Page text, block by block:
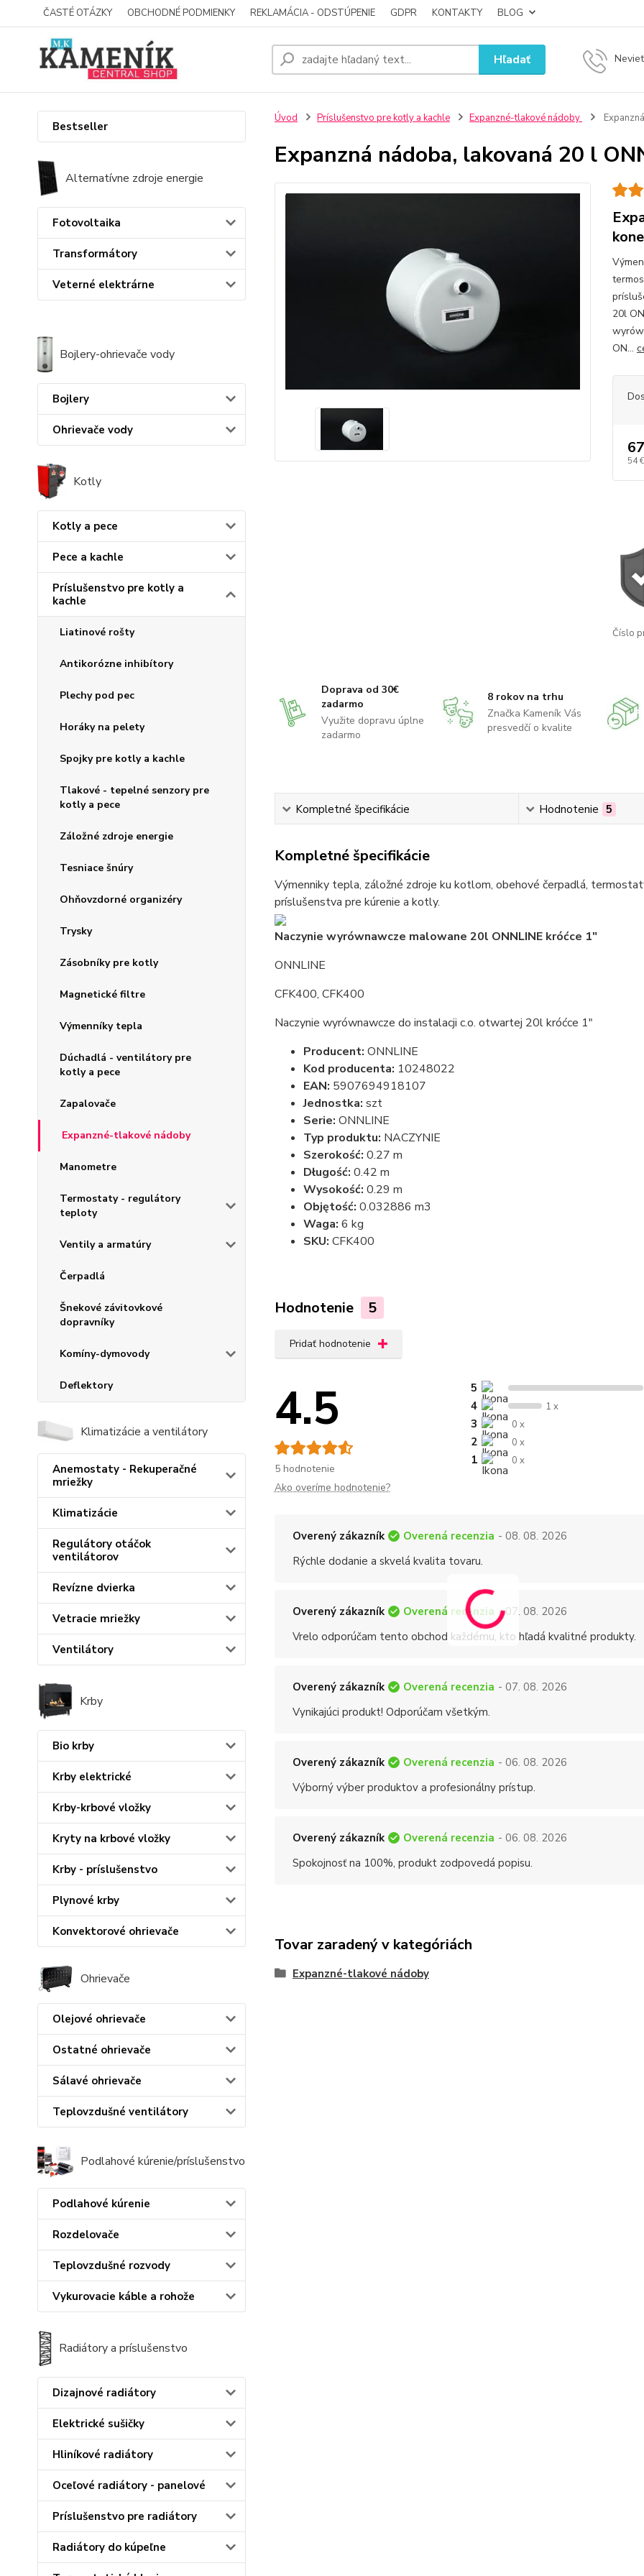
ČASTÉ OTÁZKY OBCHODNÉ PODMIENKY REKLAMÁCIA - ODSTÚPENIE GDPR KONTAKTY BLOG
Hľadať
Bestseller
Alternatívne zdroje energie
Fotovoltaika
Transformátory
Veterné elektrárne
Bojlery-ohrievače vody
Bojlery
Ohrievače vody
Kotly
Kotly a pece
Pece a kachle
Príslušenstvo pre kotly a
kachle
Liatinové rošty
Antikorózne inhibítory
Plechy pod pec
Horáky na pelety
Spojky pre kotly a kachle
Tlakové - tepelné senzory pre
kotly a pece
Záložné zdroje energie
Tesniace šnúry
Ohňovzdorné organizéry
Trysky
Zásobníky pre kotly
Magnetické filtre
Výmenníky tepla
Dúchadlá - ventilátory pre
kotly a pece
Zapalovače
Expanzné-tlakové nádoby
Manometre
Termostaty - regulátory
teploty
Ventily a armatúry
Čerpadlá
Šnekové závitovkové
dopravníky
Komíny-dymovody
Deflektory
Klimatizácie a ventilátory
Anemostaty - Rekuperačné
mriežky
Klimatizácie
Regulátory otáčok
ventilátorov
Revízne dvierka
Vetracie mriežky
Ventilátory
Krby
Bio krby
Krby elektrické
Krby-krbové vložky
Kryty na krbové vložky
Krby - príslušenstvo
Plynové krby
Konvektorové ohrievače
Ohrievače
Olejové ohrievače
Ostatné ohrievače
Sálavé ohrievače
Teplovzdušné ventilátory
Podlahové kúrenie/príslušenstvo
Podlahové kúrenie
Rozdelovače
Teplovzdušné rozvody
Vykurovacie káble a rohože
Radiátory a príslušenstvo
Dizajnové radiátory
Elektrické sušičky
Hliníkové radiátory
Oceľové radiátory - panelové
Príslušenstvo pre radiátory
Radiátory do kúpeľne
Úvod Príslušenstvo pre kotly a kachle Expanzné-tlakové nádoby
Expanzná nádoba, lakovaná 20 l
20l
ON...
54 €
Číslo
Doprava od 30€
zadarmo
Využite dopravu úplne
zadarmo
8 rokov na trhu
Značka Kameník Vás
presvedčí o kvalite
Kompletné špecifikácie Hodnotenie 5
Kompletné špecifikácie
Výmenniky tepla, záložné zdroje ku kotlom, obehové čerpadlá,
príslušenstva pre kúrenie a kotly.
Naczynie wyrównawcze malowane 20l ONNLINE króćce 1"
ONNLINE
CFK400, CFK400
Naczynie wyrównawcze do instalacji c.o. otwartej 20l króćce 1"
Producent: ONNLINE
Kod producenta: 10248022
EAN: 5907694918107
Jednostka: szt
Serie: ONNLINE
Typ produktu: NACZYNIE
Szerokość: 0.27 m
Długość: 0.42 m
Wysokość: 0.29 m
Objętość: 0.032886 m3
Waga: 6 kg
SKU: CFK400
Hodnotenie 5
Pridať hodnotenie
4.5
5 hodnotenie
5
4
1 x
3 0 x
2 0 x
1 0 x
Ako overíme hodnotenie?
Overený zákazník Overená recenzia - 08. 08. 2026
Rýchle dodanie a skvelá kvalita tovaru.
Overený zákazník Overená recenzia - 07. 08. 2026
Vrelo odporúčam tento obchod každému, kto hľadá kvalitné produkty.
Overený zákazník Overená recenzia - 07. 08. 2026
Vynikajúci produkt! Odporúčam všetkým.
Overený zákazník Overená recenzia - 06. 08. 2026
Výborný výber produktov a profesionálny prístup.
Overený zákazník Overená recenzia - 06. 08. 2026
Spokojnosť na 100%, produkt zodpovedá popisu.
Tovar zaradený v kategóriách
Expanzné-tlakové nádoby